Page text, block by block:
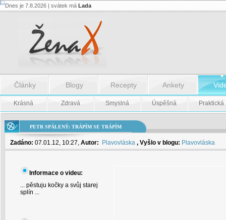
Petr
Trápím
Dnes je 7.8.2026 | svátek má Lada
Články Blogy Recepty Ankety
Krásná Zdravá Smyslná Úspěšná Praktická
PETR SPÁLENÝ: TRÁPÍM SE TRÁPÍM
Zadáno: 07.01.12, 10:27, Autor: Plavovláska , Vyšlo v blogu: Plavovláska
Informace o videu:
... pěstuju kočky a svůj starej
splín ...